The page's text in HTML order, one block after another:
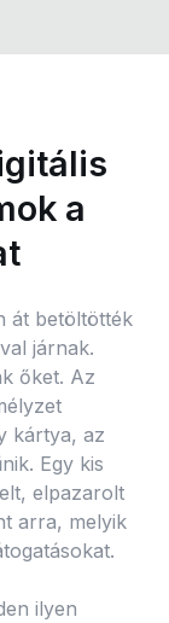
a
át betöltötték
járnak.
őket. Az
kártya, az
Egy kis
elpazarolt
arra, melyik
ilyen